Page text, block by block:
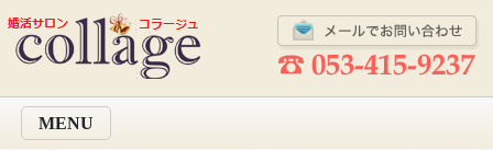
MENU